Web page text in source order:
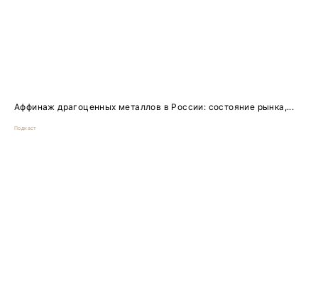
Аффинаж драгоценных металлов в России: состояние рынка,...
Подкаст